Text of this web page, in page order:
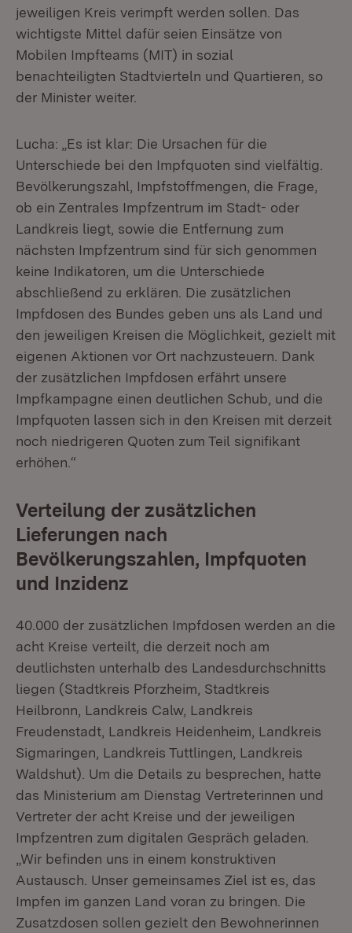
jeweiligen Kreis verimpft werden sollen. Das
wichtigste Mittel dafür seien Einsätze von
Mobilen Impfteams (MIT) in sozial
benachteiligten Stadtvierteln und Quartieren, so
der Minister weiter.
Lucha: „Es ist klar: Die Ursachen für die
Unterschiede bei den Impfquoten sind vielfältig.
Bevölkerungszahl, Impfstoffmengen, die Frage,
ob ein Zentrales Impfzentrum im Stadt- oder
Landkreis liegt, sowie die Entfernung zum
nächsten Impfzentrum sind für sich genommen
keine Indikatoren, um die Unterschiede
abschließend zu erklären. Die zusätzlichen
Impfdosen des Bundes geben uns als Land und
den jeweiligen Kreisen die Möglichkeit, gezielt mit
eigenen Aktionen vor Ort nachzusteuern. Dank
der zusätzlichen Impfdosen erfährt unsere
Impfkampagne einen deutlichen Schub, und die
Impfquoten lassen sich in den Kreisen mit derzeit
noch niedrigeren Quoten zum Teil signifikant
erhöhen.“
Verteilung der zusätzlichen
Lieferungen nach
Bevölkerungszahlen, Impfquoten
und Inzidenz
40.000 der zusätzlichen Impfdosen werden an die
acht Kreise verteilt, die derzeit noch am
deutlichsten unterhalb des Landesdurchschnitts
liegen (Stadtkreis Pforzheim, Stadtkreis
Heilbronn, Landkreis Calw, Landkreis
Freudenstadt, Landkreis Heidenheim, Landkreis
Sigmaringen, Landkreis Tuttlingen, Landkreis
Waldshut). Um die Details zu besprechen, hatte
das Ministerium am Dienstag Vertreterinnen und
Vertreter der acht Kreise und der jeweiligen
Impfzentren zum digitalen Gespräch geladen.
„Wir befinden uns in einem konstruktiven
Austausch. Unser gemeinsames Ziel ist es, das
Impfen im ganzen Land voran zu bringen. Die
Zusatzdosen sollen gezielt den Bewohnerinnen